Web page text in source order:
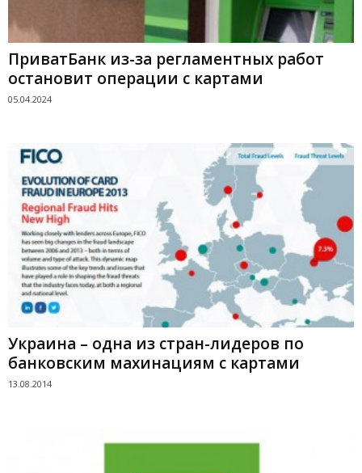
ПриватБанк из-за регламентных работ
остановит операции с картами
05.04.2024
Украина – одна из стран-лидеров по
банковским махинациям с картами
13.08.2014